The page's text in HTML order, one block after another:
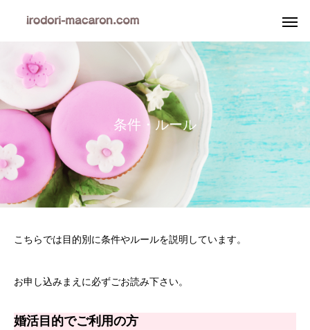
条件 ・ルール
こちらでは目的別に条件やルールを説明しています。
お申し込みまえに必ずごお読み下さい。
婚活目的でご利用の方